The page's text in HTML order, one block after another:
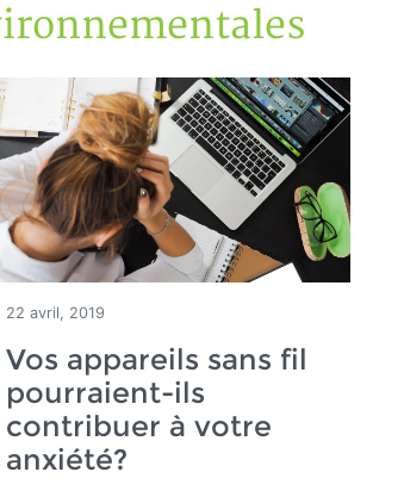
22 avril, 2019
Vos appareils sans fil
pourraient-ils
contribuer à votre
anxiété?